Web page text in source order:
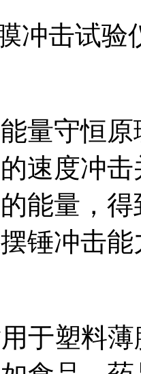
冲击试验
量守恒
速度冲
能量，
锤冲击能
于塑料